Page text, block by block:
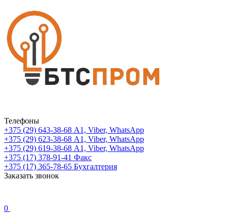
Телефоны
+375 (29) 643-38-68 А1, Viber, WhatsApp
+375 (29) 623-38-68 А1, Viber, WhatsApp
+375 (29) 619-38-68 А1, Viber, WhatsApp
+375 (17) 378-91-41 Факс
+375 (17) 365-78-65 Бухгалтерия
Заказать звонок
0